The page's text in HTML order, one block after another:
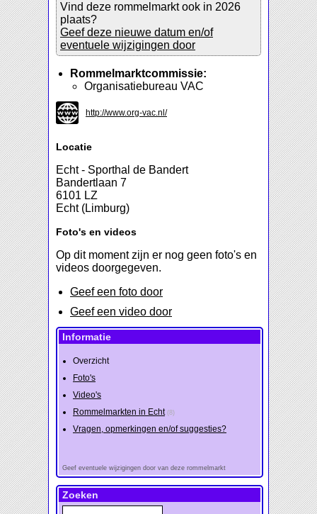
Vind deze rommelmarkt ook in 2026
plaats?
Geef deze nieuwe datum en/of
eventuele wijzigingen door
Rommelmarktcommissie:
Organisatiebureau VAC
http://www.org-vac.nl/
Locatie
Echt - Sporthal de Bandert
Bandertlaan 7
6101 LZ
Echt (Limburg)
Foto's en videos
Op dit moment zijn er nog geen foto's en
videos doorgegeven.
Geef een foto door
Geef een video door
Informatie
Overzicht
Foto's
Video's
Rommelmarkten in Echt (8)
Vragen, opmerkingen en/of suggesties?
Geef eventuele wijzigingen door van deze rommelmarkt
Zoeken